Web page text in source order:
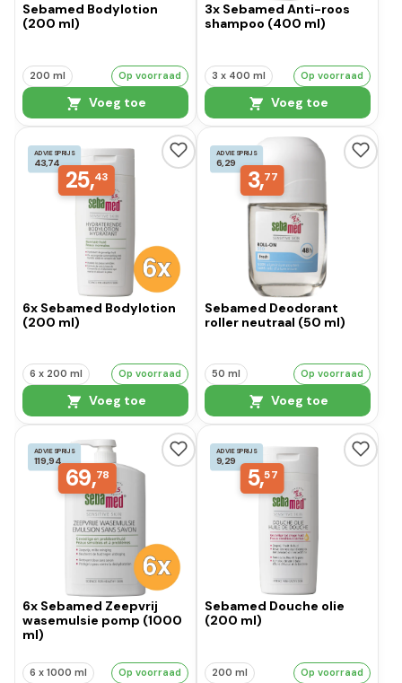
Sebamed Bodylotion
(200 ml)
200 ml Op voorraad
Voeg toe
3x Sebamed Anti-roos
shampoo (400 ml)
3 x 400 ml Op voorraad
Voeg toe
ADVIESPRIJS
43,74
25,43
6x Sebamed Bodylotion
(200 ml)
6 x 200 ml Op voorraad
Voeg toe
ADVIESPRIJS
6,29
3,77
Sebamed Deodorant
roller neutraal (50 ml)
50 ml Op voorraad
Voeg toe
ADVIESPRIJS
119,94
69,78
6x Sebamed Zeepvrij
wasemulsie pomp (1000
ml)
6 x 1000 ml Op voorraad
ADVIESPRIJS
9,29
5,57
Sebamed Douche olie
(200 ml)
200 ml Op voorraad